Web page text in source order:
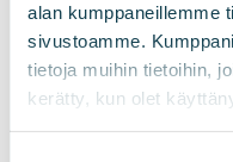
alan kumppaneillemme
sivustoamme.
tietoja muihin tietoihin,
kerätty, kun olet